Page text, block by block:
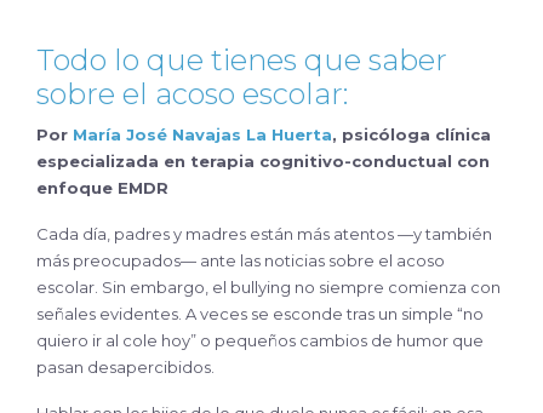
Todo lo que tienes que saber
sobre el acoso escolar:
Por María José Navajas La Huerta, psicóloga clínica
especializada en terapia cognitivo-conductual con
enfoque EMDR
Cada día, padres y madres están más atentos —y también
más preocupados— ante las noticias sobre el acoso
escolar. Sin embargo, el bullying no siempre comienza con
señales evidentes. A veces se esconde tras un simple “no
quiero ir al cole hoy” o pequeños cambios de humor que
pasan desapercibidos.